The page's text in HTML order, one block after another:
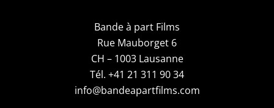
Bande à part Films
Rue Mauborget 6
CH – 1003 Lausanne
Tél. +41 21 311 90 34
info@bandeapartfilms.com